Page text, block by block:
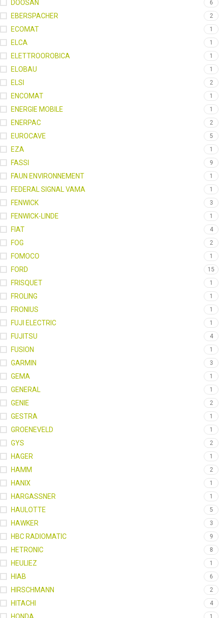
DOOSAN 6
EBERSPACHER 2
ECOMAT 1
ELCA 1
ELETTROOROBICA 1
ELOBAU 1
ELSI 2
ENCOMAT 1
ENERGIE MOBILE 1
ENERPAC 2
EUROCAVE 5
EZA 1
FASSI 9
FAUN ENVIRONNEMENT 1
FEDERAL SIGNAL VAMA 1
FENWICK 3
FENWICK-LINDE 1
FIAT 4
FOG 2
FOMOCO 1
FORD 15
FRISQUET 1
FROLING 1
FRONIUS 1
FUJI ELECTRIC 1
FUJITSU 4
FUSION 1
GARMIN 3
GEMA 1
GENERAL 1
GENIE 2
GESTRA 1
GROENEVELD 1
GYS 2
HAGER 1
HAMM 2
HANIX 1
HARGASSNER 1
HAULOTTE 5
HAWKER 3
HBC RADIOMATIC 9
HETRONIC 8
HEULIEZ 1
HIAB 6
HIRSCHMANN 2
HITACHI 4
1